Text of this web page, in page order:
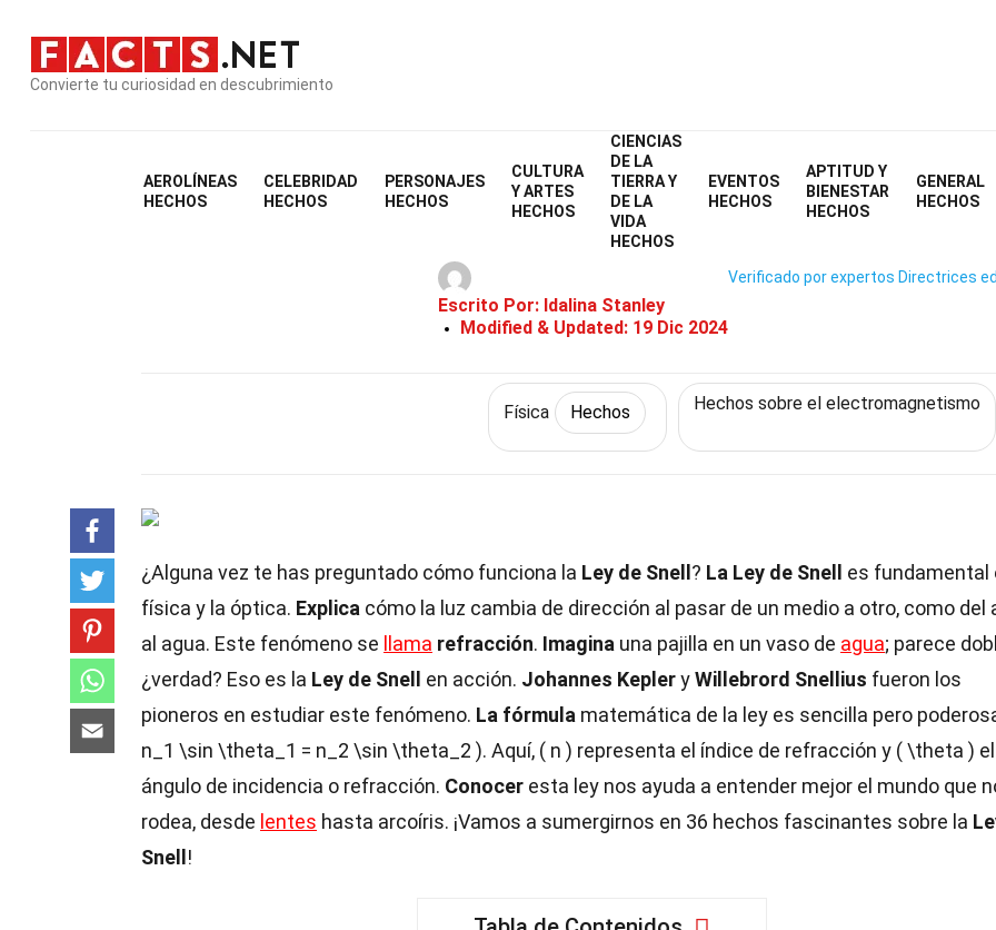
Convierte tu curiosidad en descubrimiento
AEROLÍNEAS
HECHOS
CELEBRIDAD
HECHOS
PERSONAJES
HECHOS
CULTURA
Y ARTES
HECHOS
CIENCIAS
DE LA
TIERRA Y
DE LA
VIDA
HECHOS
EVENTOS
HECHOS
APTITUD Y
BIENESTAR
HECHOS
GENERAL
HECHOS
Home Ciencia
36 Hechos Sobre Ley De Snell
Escrito Por: Idalina Stanley
Modified & Updated: 19 Dic 2024
Verificado por expertos Directrices
Física Hechos Hechos sobre el electromagnetismo
¿Alguna vez te has preguntado cómo funciona la Ley de Snell ? La Ley de Snell
es fundamental
física y la óptica. Explica cómo la luz cambia de dirección al pasar de un medio a otro, como del
al agua. Este fenómeno se
llama refracción. Imagina una pajilla en un vaso de agua; parece
¿verdad? Eso es la Ley de Snell en acción. Johannes KepleryWillebrord Snellius fueron los
pioneros en estudiar este fenómeno. La fórmula matemática de la ley es sencilla pero
n_1 \sin \theta_1 = n_2 \sin \theta_2 ). Aquí, ( n ) representa el índice de refracción y ( \theta ) el
ángulo de incidencia o refracción. Conocer esta ley nos ayuda a entender mejor el mundo que
rodea, desde lentes hasta arcoíris. ¡Vamos a sumergirnos en 36 hechos fascinantes sobre la
Snell !